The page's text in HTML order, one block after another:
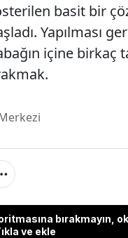
basit bir
Yapılması
içine birkaç
bırakmayın,
ve ekle